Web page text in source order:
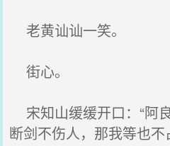
老黄讪讪一笑。
街心。
宋知山缓缓开口：“阿
断剑不伤人，那我等也不